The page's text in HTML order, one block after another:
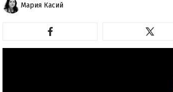
Мария Касий